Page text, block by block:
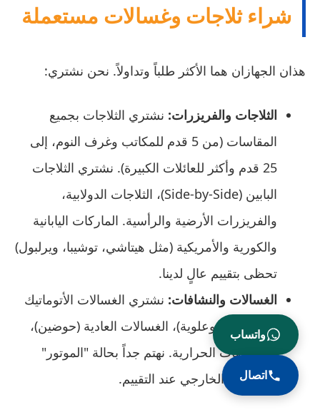
واتساب
اتصال
شراء ثلاجات وغسالات مستعملة
هذان الجهازان هما الأكثر طلباً وتداولاً. نحن نشتري:
الثلاجات والفريزرات: نشتري الثلاجات بجميع
المقاسات (من 5 قدم للمكاتب وغرف النوم، إلى
25 قدم وأكثر للعائلات الكبيرة). نشتري الثلاجات
البابين (Side-by-Side)، الثلاجات الدولابية،
والفريزرات الأرضية والرأسية. الماركات اليابانية
والكورية والأمريكية (مثل هيتاشي، توشيبا، ويرلبول)
تحظى بتقييم عالٍ لدينا.
الغسالات والنشافات: نشتري الغسالات الأتوماتيك
(فتح أمامية وعلوية)، الغسالات العادية (حوضين)،
والمجففات الحرارية. نهتم جداً بحالة "الموتور"
و"البودي" الخارجي عند التقييم.